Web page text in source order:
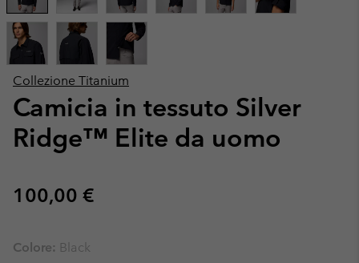
Collezione Titanium
Camicia in tessuto Silver
Ridge™ Elite da uomo
Regular price:
100,00 €
Colore: Black